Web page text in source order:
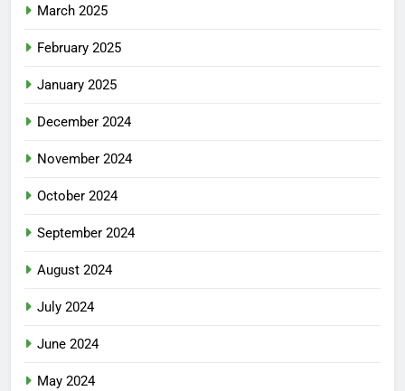
March 2025
February 2025
January 2025
December 2024
November 2024
October 2024
September 2024
August 2024
July 2024
June 2024
May 2024